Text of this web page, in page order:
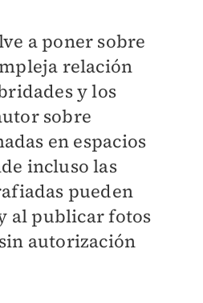
a poner sobre
relación
y los
sobre
en espacios
incluso las
pueden
al publicar fotos
autorización